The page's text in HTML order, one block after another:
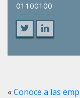
01100100
«Conoce a las